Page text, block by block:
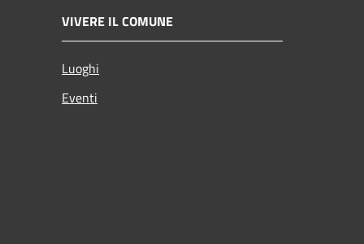
VIVERE IL COMUNE
Luoghi
Eventi